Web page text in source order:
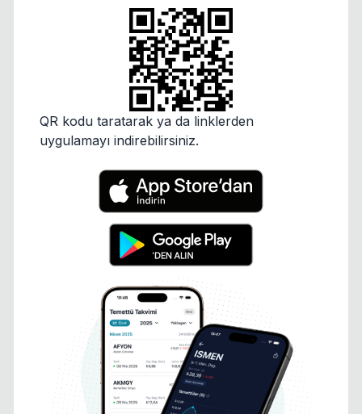
QR kodu taratarak ya da linklerden
uygulamayı indirebilirsiniz.